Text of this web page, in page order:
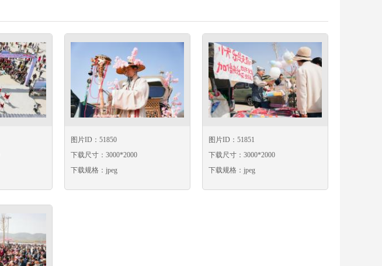
图片ID：51850
下载尺寸：3000*2000
下载规格：jpeg
图片ID：51851
下载尺寸：3000*2000
下载规格：jpeg